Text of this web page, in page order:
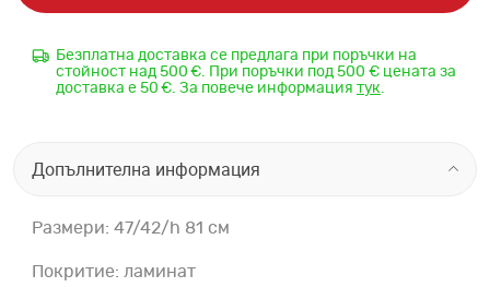
Безплатна доставка се предлага при поръчки на
стойност над 500 €. При поръчки под 500 € цената за
доставка е 50 €. За повече информация тук.
Допълнителна информация
Размери: 47/42/h 81 см
Покритие: ламинат